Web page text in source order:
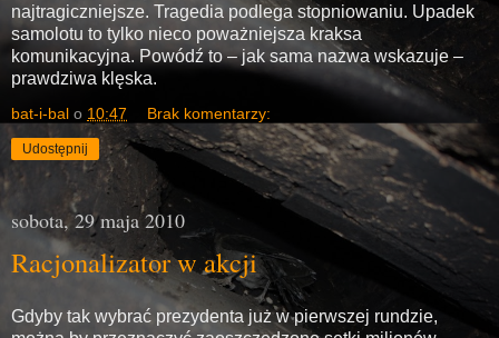
najtragiczniejsze. Tragedia podlega stopniowaniu. Upadek
samolotu to tylko nieco poważniejsza kraksa
komunikacyjna. Powódź to – jak sama nazwa wskazuje –
prawdziwa klęska.
bat-i-bal o 10:47 Brak komentarzy:
Udostępnij
sobota, 29 maja 2010
Racjonalizator w akcji
Gdyby tak wybrać prezydenta już w pierwszej rundzie,